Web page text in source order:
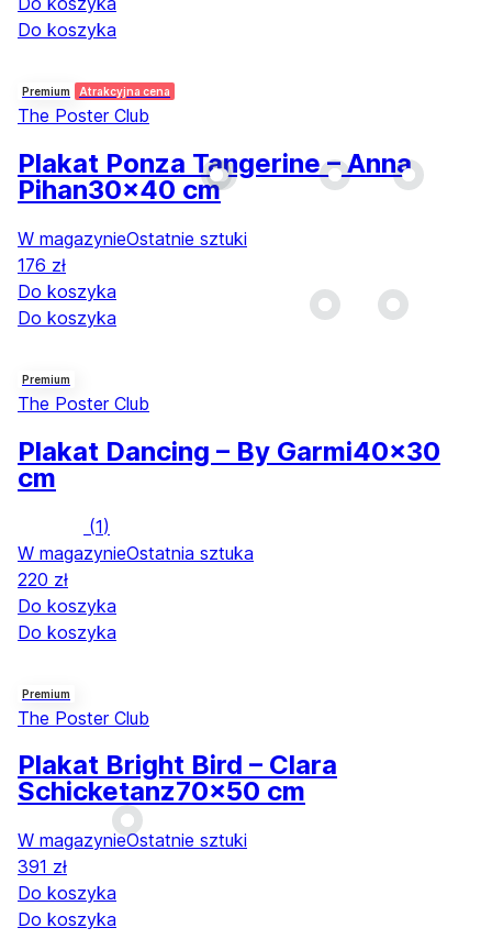
Do koszyka
Premium Atrakcyjna cena
The Poster Club
Plakat Ponza Tangerine – Anna
Pihan30x40 cm
W magazynieOstatnie sztuki
176 zł
Do koszyka
Do koszyka
Premium
The Poster Club
Plakat Dancing – By Garmi40x30
cm
(1)
W magazynieOstatnia sztuka
220 zł
Do koszyka
Do koszyka
Premium
The Poster Club
Plakat Bright Bird – Clara
Schicketanz70x50 cm
W magazynieOstatnie sztuki
391 zł
Do koszyka
Do koszyka